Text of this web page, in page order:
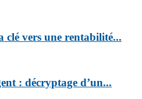
clé vers une rentabilité...
: décryptage d’un...